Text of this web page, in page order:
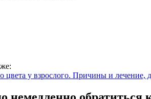
цвета у взрослого. Причины и